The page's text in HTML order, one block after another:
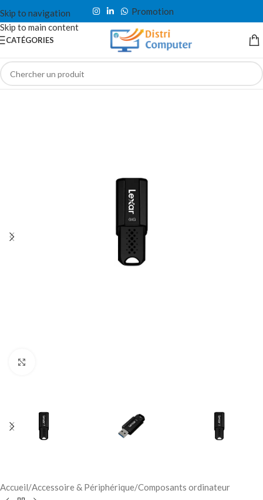
Skip to navigation
Skip to main content
Promotion
CATÉGORIES
Accueil/Accessoire & Périphérique/Composants ordinateur